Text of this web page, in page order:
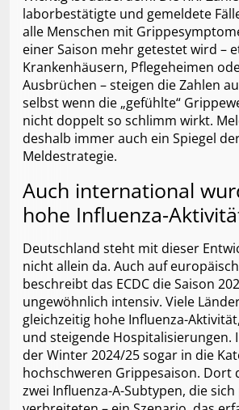
laborbestätigte und gemeldete
alle Menschen mit
einer Saison mehr getestet wird –
Krankenhäusern, Pflegeheimen
Ausbrüchen – steigen die Zahlen
selbst wenn die „gefühlte“
nicht doppelt so schlimm wirkt.
deshalb immer auch ein Spiegel
Meldestrategie.
Auch international
hohe Influenza-
Deutschland steht mit dieser
nicht allein da. Auch auf
beschreibt das ECDC die Saison
ungewöhnlich intensiv. Viele
gleichzeitig hohe Influenza-
und steigende Hospitalisierungen.
der Winter 2024/25 sogar in die
hochschweren Grippesaison. Dort
zwei Influenza-A-Subtypen, die